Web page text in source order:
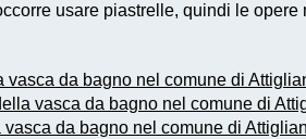
usare piastrelle, quindi le
da bagno nel comune di
vasca da bagno nel comune di
da bagno nel comune di